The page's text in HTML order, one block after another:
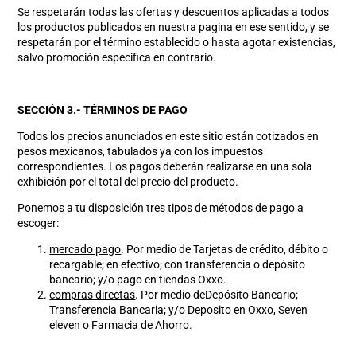
Se respetarán todas las ofertas y descuentos aplicadas a todos
los productos publicados en nuestra pagina en ese sentido, y se
respetarán por el término establecido o hasta agotar existencias,
salvo promoción especifica en contrario.
SECCIÓN 3.- TÉRMINOS DE PAGO
Todos los precios anunciados en este sitio están cotizados en
pesos mexicanos, tabulados ya con los impuestos
correspondientes. Los pagos deberán realizarse en una sola
exhibición por el total del precio del producto.
Ponemos a tu disposición tres tipos de métodos de pago a
escoger:
mercado pago. Por medio de Tarjetas de crédito, débito o
recargable; en efectivo; con transferencia o depósito
bancario; y/o pago en tiendas Oxxo.
compras directas. Por medio deDepósito Bancario;
Transferencia Bancaria; y/o Deposito en Oxxo, Seven
eleven o Farmacia de Ahorro.